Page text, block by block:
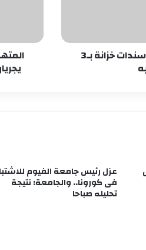
اليوم.. «المركزى» يطرح سندات خزانة بـ3
لكيفية
الجريمة
عزل رئيس جامعة الفيوم
فى كورونا.. والجامعة: نتيجة
تحليله صباحا